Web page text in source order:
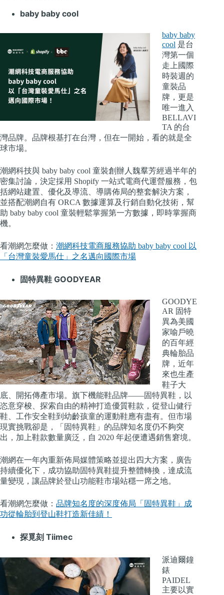
baby baby cool
baby baby
cool 是台
灣第一個
走上國際
時裝週的
童裝品
牌，更是
唯一進入
BELLAVI
TA 的台
灣品牌。品牌根基打在台灣，但在一開始，看的就是全
球市場。
潮網科技與 baby baby cool 童裝創辦人魏羣芳經過半年的
密集討論，決定採用 Shopify 一站式電商代運營服務，包
括網站建置、優化及導流、導購佈局的整套解決方案，
並搭配潮網自有 ORCA 數據運算及行銷自動化技術，幫
助 baby baby cool 童裝輕鬆掌握第一方數據，即時掌握商
機。
看潮網怎麼做： 潮網科技電商服務協助 baby baby cool 以
「台灣童裝愛馬仕」之名邁向國際市場
固特異鞋 GOODYEAR
GOODYE
AR 固特
異為美國
家喻戶曉
的百年經
典輪胎品
牌，近年
來也生產
鞋子大
底、開拓傳產市場。旗下機能鞋品牌——固特異鞋，以
恣意穿梭、探索自由的精神打造優質鞋款，從登山健行
鞋、工作安全鞋到幼齡孩童的運動鞋應有盡有。但市場
現實挑戰卻是，「固特異鞋」的品牌知名度仍不夠突
出，加上鞋款數量廣泛，自 2020 年起便遭遇銷售窘境。
潮網在一年內重新佈局媒體策略並提出四大方案，廣告
持續優化下，成功協助固特異鞋提升整體轉換，達成流
量變現，讓品牌於登山功能鞋市場站穩一席之地。
看潮網怎麼做： 品牌知名度的深度佈局「固特異鞋」成
功從輪胎到登山鞋打造新佳績！
探覓刻 Tiimec
派迪爾鐘
錶
PAIDEL
主要以實